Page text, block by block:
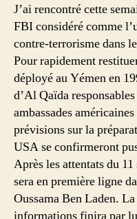
J’ai rencontré cette
FBI considéré comme
contre-terrorisme dans
Pour rapidement
déployé au Yémen en
d’Al Qaïda
ambassades
prévisions sur la
USA se confirmeront
Après les attentats du
sera en première ligne
Oussama Ben Laden.
informations finira par